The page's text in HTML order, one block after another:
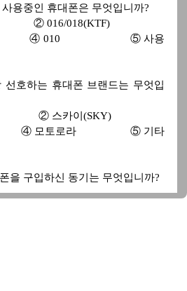
용중인 휴대폰은 무엇입니까?
② 016/018(KTF)
④ 010
⑤ 사용
선호하는 휴대폰 브랜드는 무엇입
② 스카이(SKY)
④ 모토로라
⑤ 기타
을 구입하신 동기는 무엇입니까?